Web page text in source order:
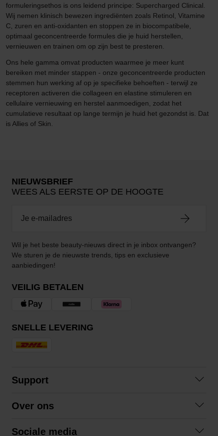
formuleringsethos is ons leidend principe: Supercharged Clinical.
Wij nemen klinisch bewezen ingrediënten zoals Retinol, Vitamine
C, zuren en anti-oxidanten en stoppen ze in biocompatibele,
optimaal geconcentreerde formules die je huid herstellen,
vernieuwen en trainen om op zijn best te presteren.
Ons hele gamma omvat producten waarmee je meer kunt
bereiken met minder stappen - onze geconcentreerde producten
stemmen hun werking af op je specifieke behoeften - terwijl ze
receptoren activeren die collageen en elastine stimuleren en
cellulaire vernieuwing en herstel aanmoedigen, zodat het
cumulatieve resultaat op lange termijn je huid het gezondst is. Dat
is Allies of Skin.
NIEUWSBRIEF
WEES ALS EERSTE OP DE HOOGTE
Wil je het beste beauty-nieuws direct in je inbox ontvangen?
We sturen je de nieuwste trends, tips en exclusieve
aanbiedingen!
VEILIG BETALEN
SNELLE LEVERING
Support
Algemene voorwaarden
Over ons
Sociale media